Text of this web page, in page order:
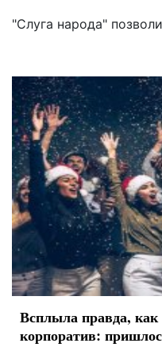
"Слуга народа"
Всплыла правда,
корпоратив: